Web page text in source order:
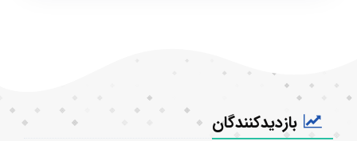
بازدیدکنندگان